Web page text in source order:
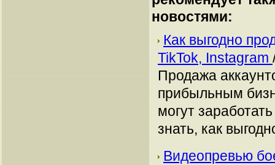
новостями:
Как выгодно
TikTok, Instagram
Продажа
прибыльным
могут
знать, как
Видеопревью